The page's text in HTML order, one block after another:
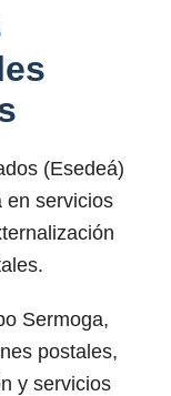
(Esedeá)
en servicios
Sermoga,
postales,
y servicios